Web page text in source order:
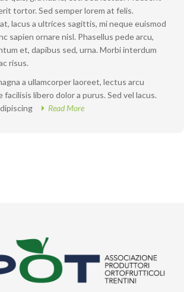
tortor. Sed semper lorem at felis.
lacus a ultrices sagittis, mi neque euismod
sapien ornare nisl. Phasellus pede arcu,
et, dapibus sed, urna. Morbi interdum
risus.
a ullamcorper laoreet, lectus arcu
facilisis libero dolor a purus. Sed vel lacus.
Read More